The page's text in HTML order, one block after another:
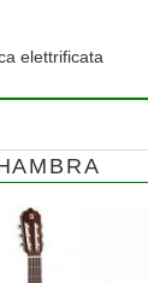
elettrificata